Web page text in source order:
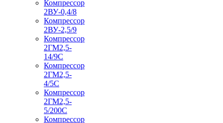
Компрессор
2ВУ-0,4/8
Компрессор
2ВУ-2,5/9
Компрессор
2ГМ2,5-
14/9С
Компрессор
2ГМ2,5-
4/5С
Компрессор
2ГМ2,5-
5/200С
Компрессор